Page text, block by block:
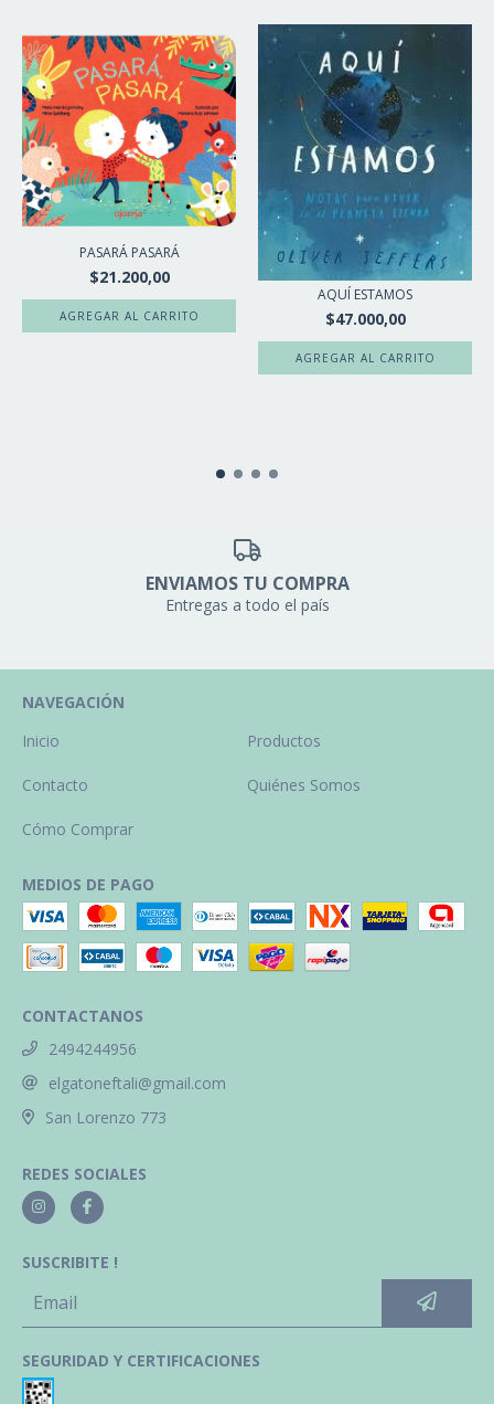
PASARÁ PASARÁ
$21.200,00
AQUÍ ESTAMOS
$47.000,00
ENVIAMOS TU COMPRA
Entregas a todo el país
NAVEGACIÓN
Inicio
Productos
Contacto Quiénes Somos
Cómo Comprar
MEDIOS DE PAGO
CONTACTANOS
2494244956
elgatoneftali@gmail.com
San Lorenzo 773
REDES SOCIALES
SUSCRIBITE !
SEGURIDAD Y CERTIFICACIONES